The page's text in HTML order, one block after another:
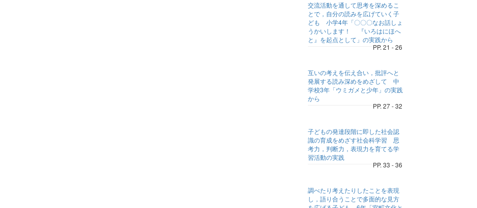
交流活動を通して思考を深めるこ
とで，自分の読みを広げていく子
ども 小学4年「〇〇〇なお話しょ
うかいします！ 『いろはにほへ
と』を起点として」の実践から
PP. 21 - 26
互いの考えを伝え合い，批評へと
発展する読み深めをめざして 中
学校3年「ウミガメと少年」の実践
から
PP. 27 - 32
子どもの発達段階に即した社会認
識の育成をめざす社会科学習 思
考力，判断力，表現力を育てる学
習活動の実践
PP. 33 - 36
調べたり考えたりしたことを表現
し，語り合うことで多面的な見方